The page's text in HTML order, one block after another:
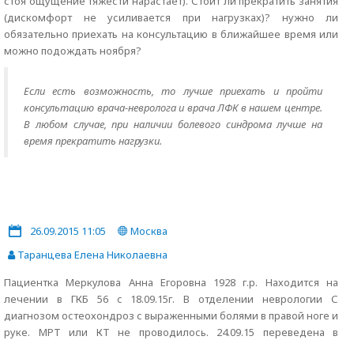
(дискомфорт не усиливается при нагрузках)? нужно ли
обязательно приехать на консультацию в ближайшее время или
можно подождать ноября?
Если есть возможность, то лучше приехать и пройти
консультацию врача-невролога и врача ЛФК в нашем центре.
В любом случае, при наличии болевого синдрома лучше на
время прекратить нагрузки.
26.09.2015 11:05
Москва
Таранцева Елена Николаевна
Пациентка Меркулова Анна Егоровна 1928 г.р. Находится на
лечении в ГКБ 56 с 18.09.15г. В отделении неврологии С
диагнозом остеохондроз с выраженными болями в правой ноге и
руке. МРТ или КТ не проводилось. 24.09.15 переведена в